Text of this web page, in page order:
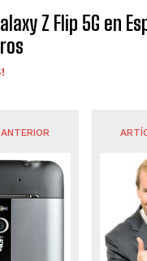
Z Flip 5G en